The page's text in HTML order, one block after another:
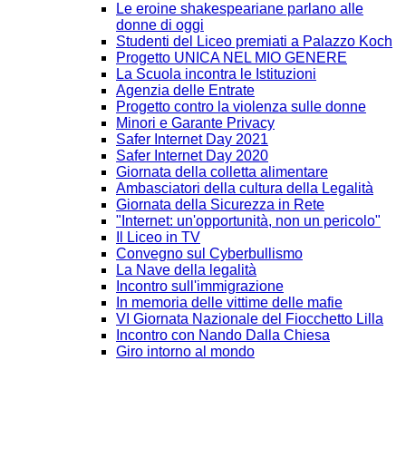
Le eroine shakespeariane parlano alle
donne di oggi
Studenti del Liceo premiati a Palazzo Koch
Progetto UNICA NEL MIO GENERE
La Scuola incontra le Istituzioni
Agenzia delle Entrate
Progetto contro la violenza sulle donne
Minori e Garante Privacy
Safer Internet Day 2021
Safer Internet Day 2020
Giornata della colletta alimentare
Ambasciatori della cultura della Legalità
Giornata della Sicurezza in Rete
"Internet: un'opportunità, non un pericolo"
Il Liceo in TV
Convegno sul Cyberbullismo
La Nave della legalità
Incontro sull'immigrazione
In memoria delle vittime delle mafie
VI Giornata Nazionale del Fiocchetto Lilla
Incontro con Nando Dalla Chiesa
Giro intorno al mondo